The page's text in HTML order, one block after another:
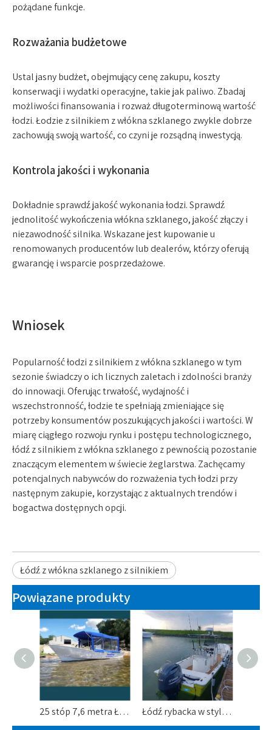
pożądane funkcje.
Rozważania budżetowe
Ustal jasny budżet, obejmujący cenę zakupu, koszty
konserwacji i wydatki operacyjne, takie jak paliwo. Zbadaj
możliwości finansowania i rozważ długoterminową wartość
łodzi. Łodzie z silnikiem z włókna szklanego zwykle dobrze
zachowują swoją wartość, co czyni je rozsądną inwestycją.
Kontrola jakości i wykonania
Dokładnie sprawdź jakość wykonania łodzi. Sprawdź
jednolitość wykończenia włókna szklanego, jakość złączy i
niezawodność silnika. Wskazane jest kupowanie u
renomowanych producentów lub dealerów, którzy oferują
gwarancję i wsparcie posprzedażowe.
Wniosek
Popularność łodzi z silnikiem z włókna szklanego w tym
sezonie świadczy o ich licznych zaletach i zdolności branży
do innowacji. Oferując trwałość, wydajność i
wszechstronność, łodzie te spełniają zmieniające się
potrzeby konsumentów poszukujących jakości i wartości. W
miarę ciągłego rozwoju rynku i postępu technologicznego,
łódź z silnikiem z włókna szklanego z pewnością pozostanie
znaczącym elementem w świecie żeglarstwa. Zachęcamy
potencjalnych nabywców do rozważenia tych łodzi przy
następnym zakupie, korzystając z aktualnych trendów i
bogactwa dostępnych opcji.
Łódź z włókna szklanego z silnikiem
Powiązane produkty
25 stóp 7,6 metra Łodzie pasażerskie z włókna szklanego Łódź Panga dla 10 osób Łódź rybacka w stylu Panga o długości 25 stóp i 7,6 metra dla 10 osób